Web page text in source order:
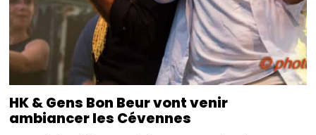
HK & Gens Bon Beur vont venir
ambiancer les Cévennes